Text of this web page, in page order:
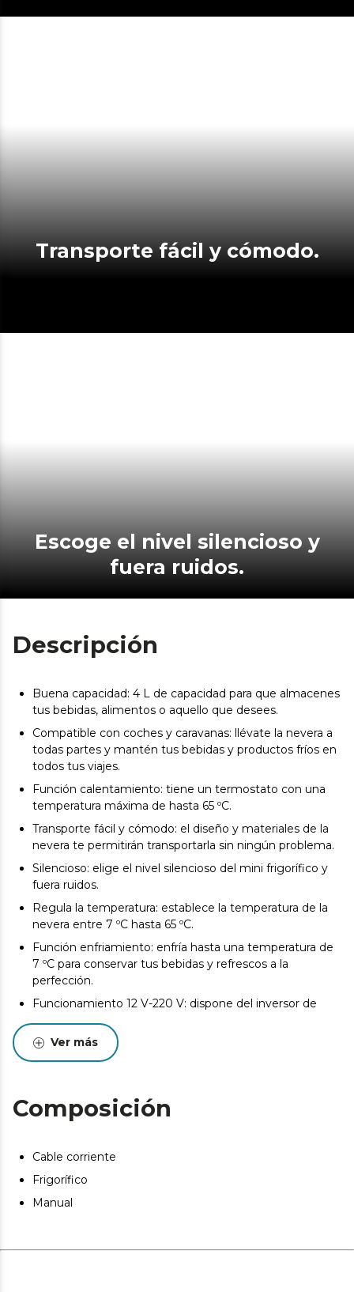
Transporte fácil y cómodo.
Escoge el nivel silencioso y
fuera ruidos.
Descripción
Buena capacidad: 4 L de capacidad para que almacenes
tus bebidas, alimentos o aquello que desees.
Compatible con coches y caravanas: llévate la nevera a
todas partes y mantén tus bebidas y productos fríos en
todos tus viajes.
Función calentamiento: tiene un termostato con una
temperatura máxima de hasta 65 ºC.
Transporte fácil y cómodo: el diseño y materiales de la
nevera te permitirán transportarla sin ningún problema.
Silencioso: elige el nivel silencioso del mini frigorífico y
fuera ruidos.
Regula la temperatura: establece la temperatura de la
nevera entre 7 ºC hasta 65 ºC.
Función enfriamiento: enfría hasta una temperatura de
7 ºC para conservar tus bebidas y refrescos a la
perfección.
Funcionamiento 12 V-220 V: dispone del inversor de
corriente de 12 V a 220 V que cambia el voltaje de
corriente continua a corriente alterna, lo que permite
que puedas utilizar la nevera en tu vehículo sin
Ver más
Composición
Cable corriente
Frigorífico
Manual